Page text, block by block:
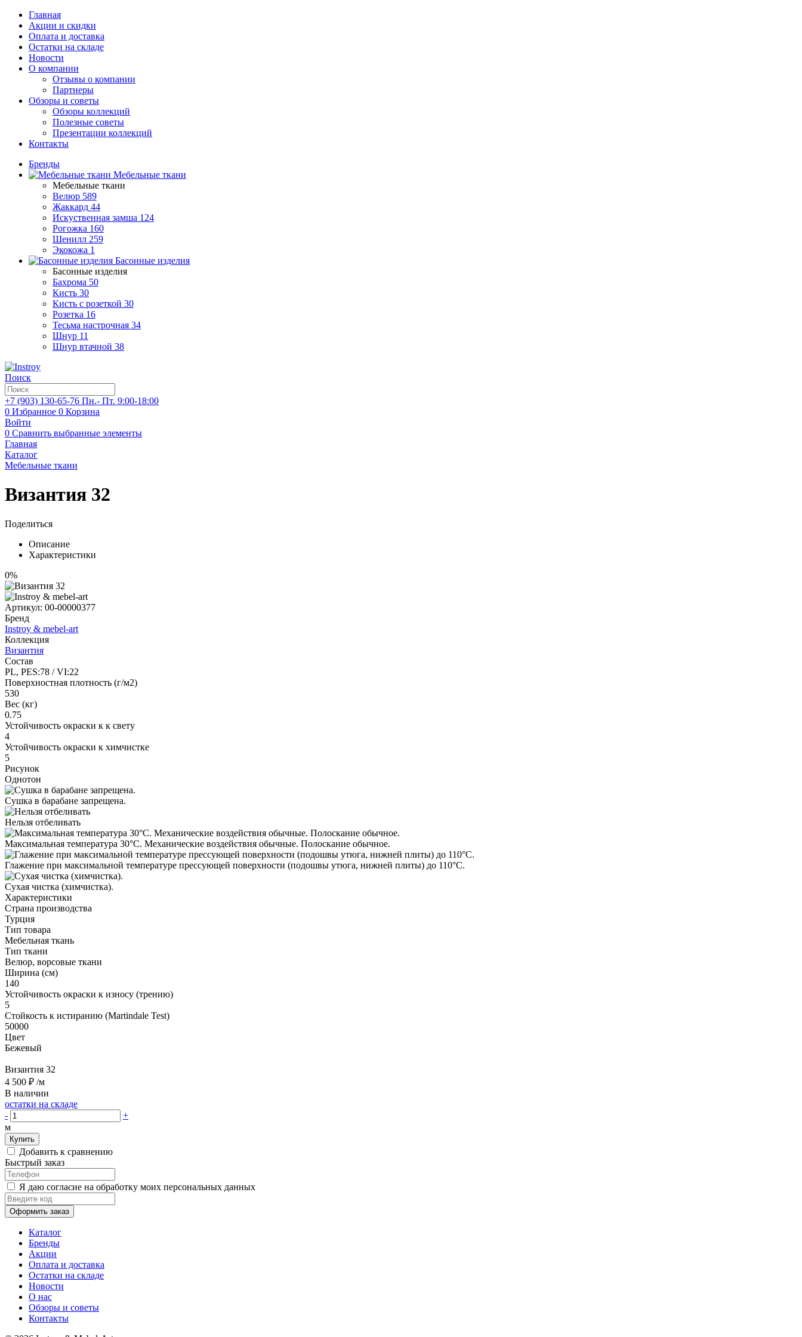
Главная
Акции и скидки
Оплата и доставка
Остатки на складе
Новости
О компании
Отзывы о компании
Партнеры
Обзоры и советы
Обзоры коллекций
Полезные советы
Презентации коллекций
Контакты
Бренды
Мебельные ткани
Мебельные ткани
Велюр 589
Жаккард 44
Искуственная замша 124
Рогожка 160
Шенилл 259
Экокожа 1
Басонные изделия
Басонные изделия
Бахрома 50
Кисть 30
Кисть с розеткой 30
Розетка 16
Тесьма настрочная 34
Шнур 11
Шнур втачной 38
Поиск
+7 (903) 130-65-76 Пн.- Пт. 9:00-18:00
0 Избранное 0 Корзина
Войти
0 Сравнить выбранные элементы
Главная
Каталог
Мебельные ткани
Византия 32
Поделиться
Описание
Характеристики
0%
Артикул: 00-00000377
Бренд
Instroy & mebel-art
Коллекция
Византия
Состав
PL, PES:78 / VI:22
Поверхностная плотность (г/м2)
530
Вес (кг)
0.75
Устойчивость окраски к к свету
4
Устойчивость окраски к химчистке
5
Рисунок
Однотон
Сушка в барабане запрещена.
Нельзя отбеливать
Максимальная температура 30°С. Механические воздействия обычные. Полоскание обычное.
Глажение при максимальной температуре прессующей поверхности (подошвы утюга, нижней плиты) до 110°С.
Cухая чистка (химчистка).
Характеристики
Страна производства
Турция
Тип товара
Мебельная ткань
Тип ткани
Велюр, ворсовые ткани
Ширина (см)
140
Устойчивость окраски к износу (трению)
5
Стойкость к истиранию (Martindale Test)
50000
Цвет
Бежевый
Византия 32
4 500 ₽ /м
В наличии
остатки на складе
-
+
м
Купить
Добавить к сравнению
Быстрый заказ
Я даю согласие на обработку моих персональных данных
Оформить заказ
Каталог
Бренды
Акции
Оплата и доставка
Остатки на складе
Новости
О нас
Обзоры и советы
Контакты